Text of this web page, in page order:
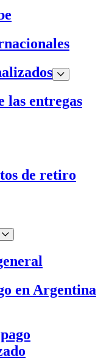
las entregas
de retiro
en Argentina